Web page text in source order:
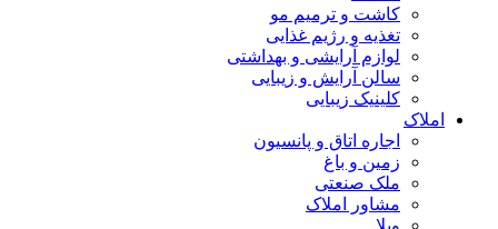
کاشت و ترمیم مو
تغذیه و رژیم غذایی
لوازم آرایشی و بهداشتی
سالن آرایش و زیبایی
کلینیک زیبایی
املاک
اجاره اتاق و پانسیون
زمین و باغ
ملک صنعتی
مشاور املاک